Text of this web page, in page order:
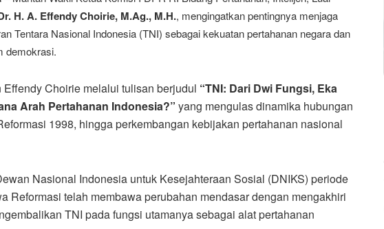
H. A. Effendy Choirie, M.Ag., M.H., mengingatkan pentingnya menjaga
Tentara Nasional Indonesia (TNI) sebagai kekuatan pertahanan negara dan
demokrasi.
Choirie melalui tulisan berjudul “TNI: Dari Dwi Fungsi, Eka
Arah Pertahanan Indonesia?” yang mengulas dinamika hubungan
1998, hingga perkembangan kebijakan pertahanan nasional
Nasional Indonesia untuk Kesejahteraan Sosial (DNIKS) periode
Reformasi telah membawa perubahan mendasar dengan mengakhiri
TNI pada fungsi utamanya sebagai alat pertahanan